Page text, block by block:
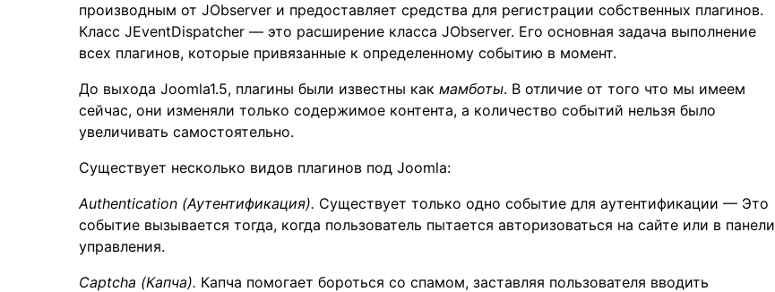
производным от JObserver и предоставляет средства для регистрации собственных плагинов.
Класс JEventDispatcher — это расширение класса JObserver. Его основная задача выполнение
всех плагинов, которые привязанные к определенному событию в момент.
До выхода Joomla1.5, плагины были известны как мамботы. В отличие от того что мы имеем
сейчас, они изменяли только содержимое контента, а количество событий нельзя было
увеличивать самостоятельно.
Существует несколько видов плагинов под Joomla:
Authentication (Аутентификация). Существует только одно событие для аутентификации — Это
событие вызывается тогда, когда пользователь пытается авторизоваться на сайте или в панели
управления.
Captcha (Капча). Капча помогает бороться со спамом, заставляя пользователя вводить